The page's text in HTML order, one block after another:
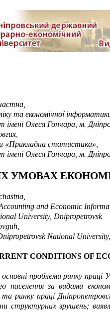
,
та економічної
імені Олеся Гончара, м.
«Прикладна статистика»,
імені Олеся Гончара, м.
УМОВАХ
and Economic
University, Dnipropetrovsk
National
CONDITIONS OF
проблеми ринку праці
населення за видами
ринку праці
зрушень;